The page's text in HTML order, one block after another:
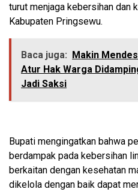
turut menjaga kebersihan dan
Kabupaten Pringsewu.
Baca juga: Makin
Atur Hak Warga
Jadi Saksi
Bupati mengingatkan bahwa
berdampak pada kebersihan
berkaitan dengan kesehatan
dikelola dengan baik dapat